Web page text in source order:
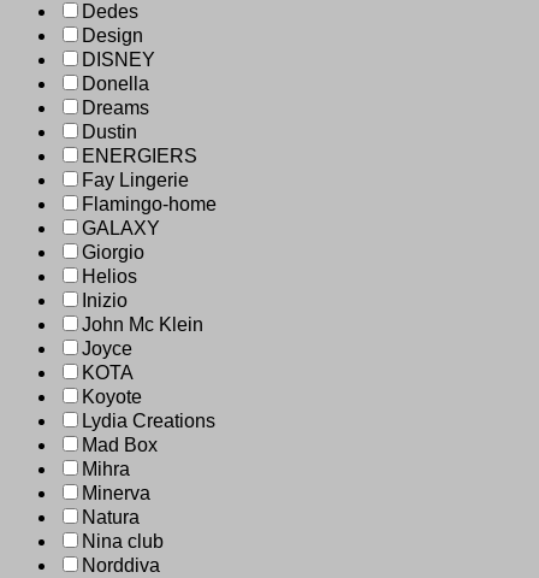
Dedes
Design
DISNEY
Donella
Dreams
Dustin
ENERGIERS
Fay Lingerie
Flamingo-home
GALAXY
Giorgio
Helios
Inizio
John Mc Klein
Joyce
KOTA
Koyote
Lydia Creations
Mad Box
Mihra
Minerva
Natura
Nina club
Norddiva